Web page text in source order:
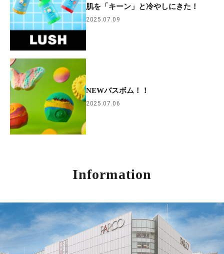
肌を「キーン」と冷やしにきた！
2025.07.09
NEWバスボム！！
2025.07.06
Information